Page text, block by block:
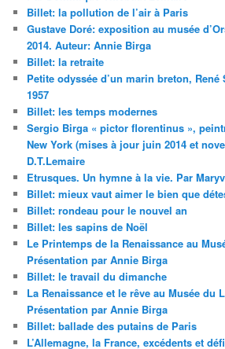
Billet: la pollution de l’air à Paris
Gustave Doré: exposition au musée
2014. Auteur: Annie Birga
Billet: la retraite
Petite odyssée d’un marin breton, René
1957
Billet: les temps modernes
Sergio Birga « pictor florentinus »,
New York (mises à jour juin 2014 et
D.T.Lemaire
Etrusques. Un hymne à la vie. Par
Billet: mieux vaut aimer le bien que
Billet: rondeau pour le nouvel an
Billet: les sapins de Noël
Le Printemps de la Renaissance au
Présentation par Annie Birga
Billet: le travail du dimanche
La Renaissance et le rêve au Musée du
Présentation par Annie Birga
Billet: ballade des putains de Paris
L’Allemagne, la France, excédents et